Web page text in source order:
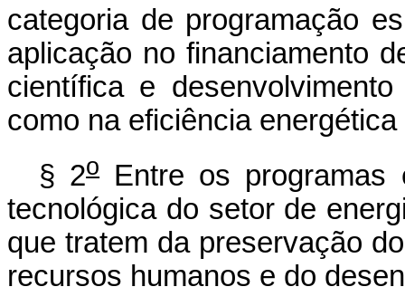
categoria de programação
aplicação no financiamento
científica e
como na eficiência
§ 2oEntre os programas
tecnológica do setor de
que tratem da preservação
recursos humanos e do